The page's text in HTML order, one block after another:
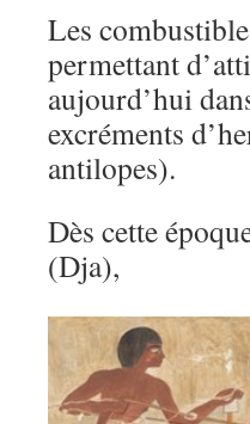
Les
permettant
aujourd’hui
excréments
antilopes).
Dès cette
(Dja),